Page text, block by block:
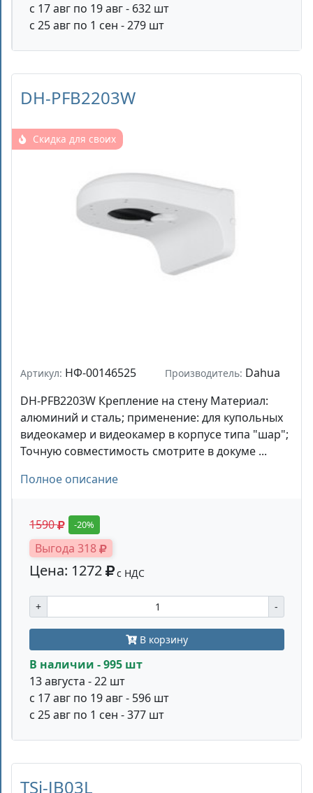
с 17 авг по 19 авг - 632 шт
с 25 авг по 1 сен - 279 шт
DH-PFB2203W
Скидка для своих
Артикул: НФ-00146525 Производитель: Dahua
DH-PFB2203W Крепление на стену Материал:
алюминий и сталь; применение: для купольных
видеокамер и видеокамер в корпусе типа "шар";
Точную совместимость смотрите в докуме ...
Полное описание
1590 -20%
Выгода 318
Цена: 1272 с НДС
+ -
В корзину
В наличии - 995 шт
13 августа - 22 шт
с 17 авг по 19 авг - 596 шт
с 25 авг по 1 сен - 377 шт
TSi-JB03L